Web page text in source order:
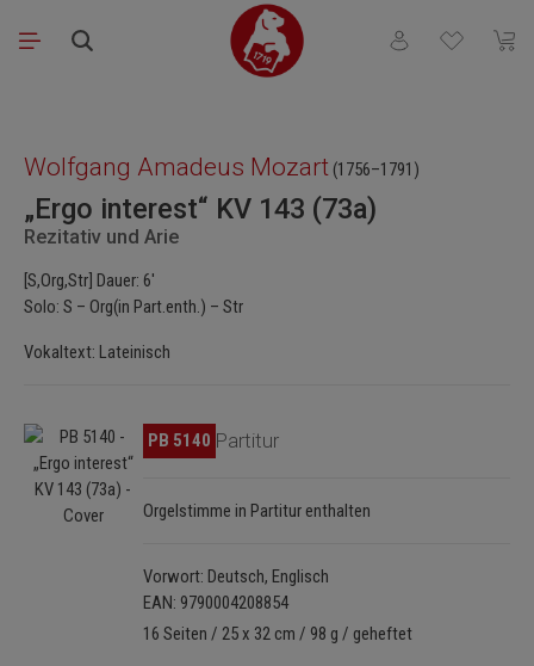
Zum Hauptinhalt springen
Du hast 0
Wolfgang Amadeus Mozart (1756–1791)
„Ergo interest“ KV 143 (73a)
Rezitativ und Arie
[S,Org,Str] Dauer: 6'
Solo: S – Org(in Part.enth.) – Str
Vokaltext: Lateinisch
Bildergalerie überspringen
PB 5140 Partitur
Orgelstimme in Partitur enthalten
Vorwort: Deutsch, Englisch
EAN: 9790004208854
16 Seiten / 25 x 32 cm / 98 g / geheftet